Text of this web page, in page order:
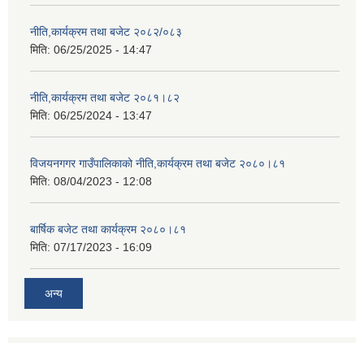
नीति,कार्यक्रम तथा बजेट २०८२/०८३
मिति: 06/25/2025 - 14:47
नीति,कार्यक्रम तथा बजेट २०८१।८२
मिति: 06/25/2024 - 13:47
विजयनगगर गाउँपालिकाको नीति,कार्यक्रम तथा बजेट २०८०।८१
मिति: 08/04/2023 - 12:08
बार्षिक बजेट तथा कार्यक्रम २०८०।८१
मिति: 07/17/2023 - 16:09
अन्य